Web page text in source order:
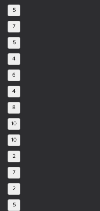
5
7
5
4
6
4
8
10
10
2
7
2
5